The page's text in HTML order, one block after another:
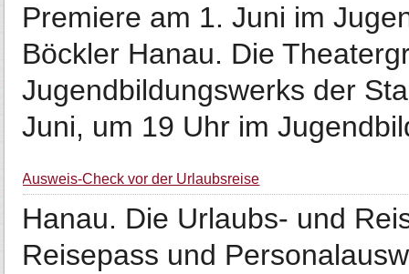
Premiere am 1. Juni im
Böckler Hanau. Die
Jugendbildungswerks der
Juni, um 19 Uhr im
Ausweis-Check vor der Urlaubsreise
Hanau. Die Urlaubs- und
Reisepass und